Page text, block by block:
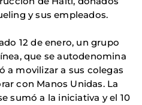
y sus empleados.
12 de enero, un grupo
que se autodenomina
a movilizar a sus colegas
con Manos Unidas. La
sumó a la iniciativa y el 10